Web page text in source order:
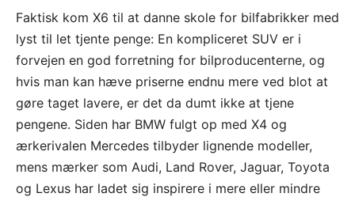
Faktisk kom X6 til at danne skole for bilfabrikker med
lyst til let tjente penge: En kompliceret SUV er i
forvejen en god forretning for bilproducenterne, og
hvis man kan hæve priserne endnu mere ved blot at
gøre taget lavere, er det da dumt ikke at tjene
pengene. Siden har BMW fulgt op med X4 og
ærkerivalen Mercedes tilbyder lignende modeller,
mens mærker som Audi, Land Rover, Jaguar, Toyota
og Lexus har ladet sig inspirere i mere eller mindre